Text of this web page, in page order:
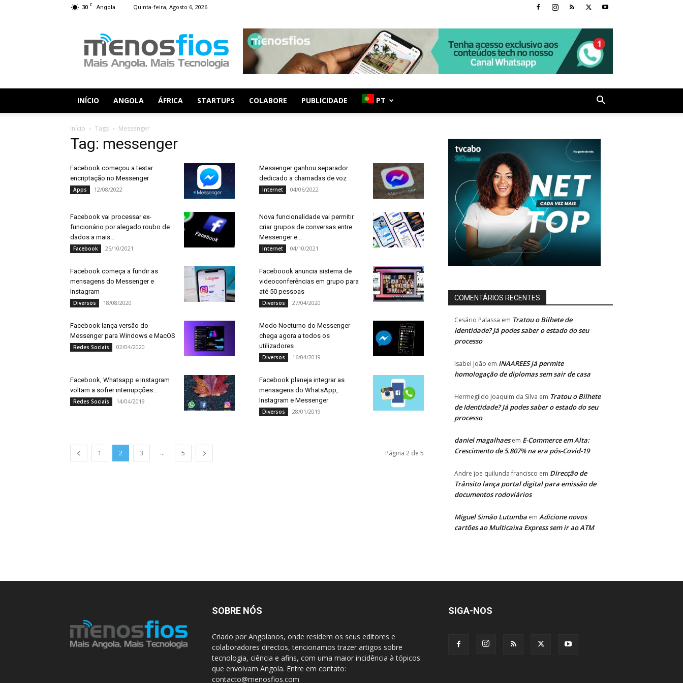
30 C Angola Quinta-feira, Agosto 6, 2026
Fios
INÍCIO ANGOLA ÁFRICA STARTUPS COLABORE PUBLICIDADE PT
Início Tags Messenger
Tag: messenger
Facebook começou a testar
encriptação no Messenger
Apps 12/08/2022
Messenger ganhou separador
dedicado a chamadas de voz
Internet 04/06/2022
Facebook vai processar ex-
funcionário por alegado roubo de
dados a mais...
Facebook 25/10/2021
Nova funcionalidade vai permitir
criar grupos de conversas entre
Messenger e...
Internet 04/10/2021
Facebook começa a fundir as
mensagens do Messenger e
Instagram
Diversos 18/08/2020
Faceboook anuncia sistema de
videoconferências em grupo para
até 50 pessoas
Diversos 27/04/2020
Facebook lança versão do
Messenger para Windows e MacOS
Redes Sociais 02/04/2020
Modo Nocturno do Messenger
chega agora a todos os
utilizadores
Diversos 16/04/2019
Facebook, Whatsapp e Instagram
voltam a sofrer interrupções…
Redes Sociais 14/04/2019
Facebook planeja integrar as
mensagens do WhatsApp,
Instagram e Messenger
Diversos 28/01/2019
1 2 3 ... 5 Página 2 de 5
COMENTÁRIOS RECENTES
Cesário Palassa em Tratou o Bilhete de
Identidade? Já podes saber o estado do seu
processo
Isabel João em INAAREES já permite
homologação de diplomas sem sair de casa
Hermegildo Joaquim da Silva em Tratou o Bilhete
de Identidade? Já podes saber o estado do seu
processo
daniel magalhaesem E-Commerce em Alta:
Crescimento de 5.807% na era pós-Covid-19
Andre joe quilunda francisco em Direcção de
Trânsito lança portal digital para emissão de
documentos rodoviários
Miguel Simão Lutumba em Adicione novos
cartões ao Multicaixa Express sem ir ao ATM
SOBRE NÓS
Criado por Angolanos, onde residem os seus editores e
colaboradores directos, tencionamos trazer artigos sobre
tecnologia, ciência e afins, com uma maior incidência à tópicos
que envolvam Angola. Entre em contato:
contacto@menosfios.com
SIGA-NOS